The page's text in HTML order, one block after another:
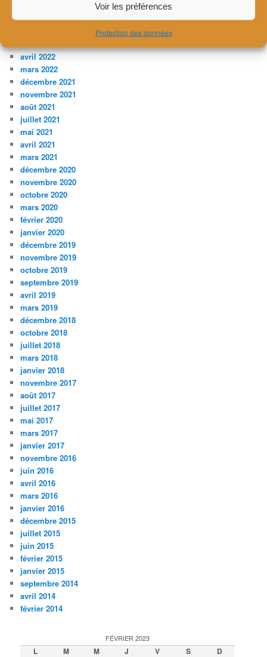
Voir les préférences
Protection des données
décembre 2022
avril 2022
mars 2022
décembre 2021
novembre 2021
août 2021
juillet 2021
mai 2021
avril 2021
mars 2021
décembre 2020
novembre 2020
octobre 2020
mars 2020
février 2020
janvier 2020
décembre 2019
novembre 2019
octobre 2019
septembre 2019
avril 2019
mars 2019
décembre 2018
octobre 2018
juillet 2018
mars 2018
janvier 2018
novembre 2017
août 2017
juillet 2017
mai 2017
mars 2017
janvier 2017
novembre 2016
juin 2016
avril 2016
mars 2016
janvier 2016
décembre 2015
juillet 2015
juin 2015
février 2015
janvier 2015
septembre 2014
avril 2014
février 2014
FÉVRIER 2023
L M M J V S D